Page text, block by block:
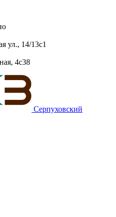
ул., 14/13с1
4с38
Серпуховский